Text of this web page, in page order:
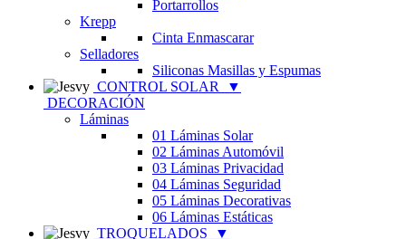
Portarrollos
Krepp
Cinta Enmascarar
Selladores
Siliconas Masillas y Espumas
CONTROL SOLAR
▼
DECORACIÓN
Láminas
01 Láminas Solar
02 Láminas Automóvil
03 Láminas Privacidad
04 Láminas Seguridad
05 Láminas Decorativas
06 Láminas Estáticas
TROQUELADOS
▼